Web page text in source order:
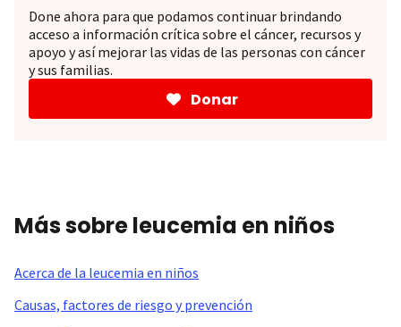
Done ahora para que podamos continuar brindando
acceso a información crítica sobre el cáncer, recursos y
apoyo y así mejorar las vidas de las personas con cáncer
y sus familias.
Donar
Más sobre leucemia en niños
Acerca de la leucemia en niños
Causas, factores de riesgo y prevención